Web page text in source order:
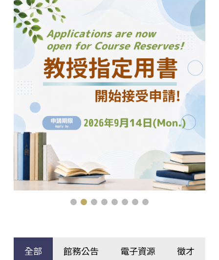
全部 館務公告 電子資源 徵才